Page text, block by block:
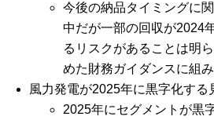
今後の納品タイミングに
中だが一部の回収が2024
るリスクがあることは明
めた財務ガイダンスに組
風力発電が2025年に黒字化する
2025年にセグメントが黒